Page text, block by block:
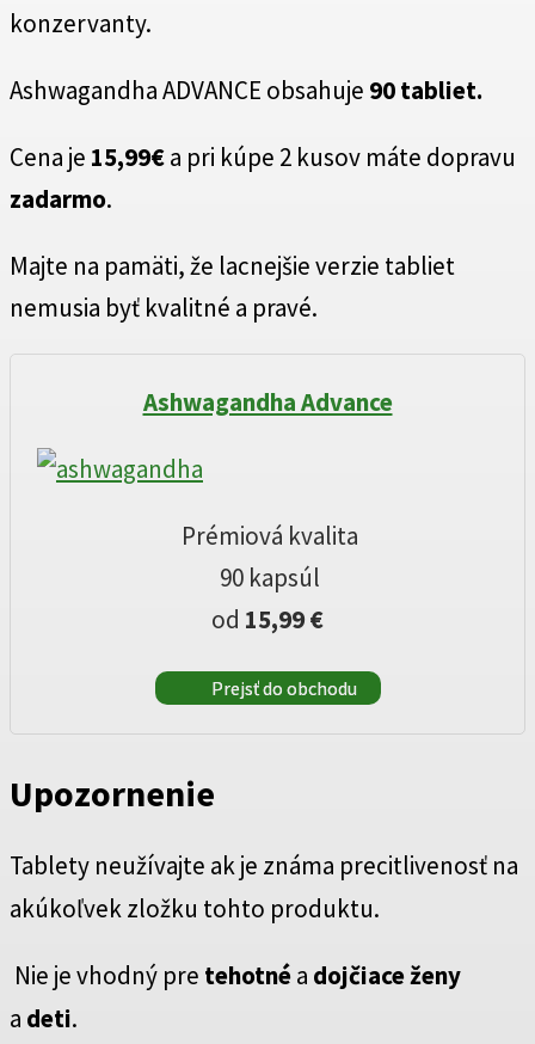
konzervanty.
Ashwagandha ADVANCE obsahuje 90 tabliet.
Cena je 15,99€a pri kúpe 2 kusov máte dopravu
zadarmo.
Majte na pamäti, že lacnejšie verzie tabliet
nemusia byť kvalitné a pravé.
Ashwagandha Advance
Prémiová kvalita
90 kapsúl
od 15,99 €
Prejsť do obchodu
Upozornenie
Tablety neužívajte ak je známa precitlivenosť na
akúkoľvek zložku tohto produktu.
Nie je vhodný pre tehotnéa dojčiaceženy
a deti.